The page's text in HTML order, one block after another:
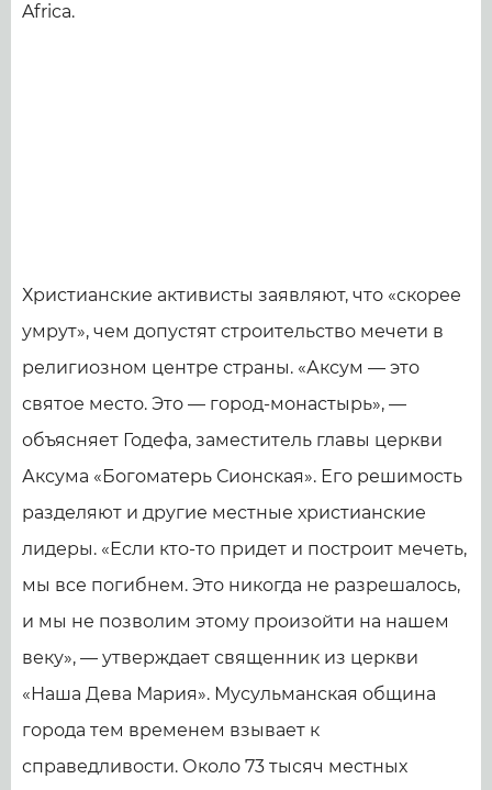
Africa.
Христианские активисты заявляют, что «скорее
умрут», чем допустят строительство мечети в
религиозном центре страны. «Аксум — это
святое место. Это — город-монастырь», —
объясняет Годефа, заместитель главы церкви
Аксума «Богоматерь Сионская». Его решимость
разделяют и другие местные христианские
лидеры. «Если кто-то придет и построит мечеть,
мы все погибнем. Это никогда не разрешалось,
и мы не позволим этому произойти на нашем
веку», — утверждает священник из церкви
«Наша Дева Мария». Мусульманская община
города тем временем взывает к
справедливости. Около 73 тысяч местных